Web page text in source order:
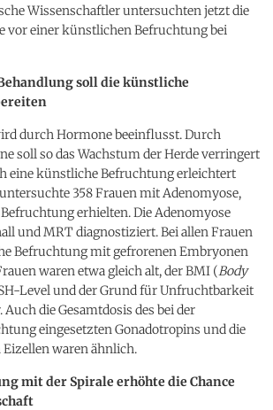
Wissenschaftler untersuchten jetzt die
vor einer künstlichen Befruchtung bei
soll die künstliche
durch Hormone beeinflusst. Durch
soll so das Wachstum der Herde verringert
eine künstliche Befruchtung erleichtert
358 Frauen mit Adenomyose,
erhielten. Die Adenomyose
und MRT diagnostiziert. Bei allen Frauen
Befruchtung mit gefrorenen Embryonen
waren etwa gleich alt, der BMI (Body
Level und der Grund für Unfruchtbarkeit
die Gesamtdosis des bei der
eingesetzten Gonadotropins und die
waren ähnlich.
mit der Spirale erhöhte die Chance